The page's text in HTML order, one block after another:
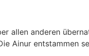
allen anderen
Ainur entstammen